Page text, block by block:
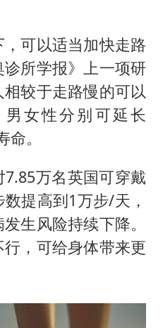
可以适当加快走路
所学报》上一项研
较于走路慢的可以
女性分别可延长
。
万名英国可穿戴
提高到1万步/天，
生风险持续下降。
，可给身体带来更